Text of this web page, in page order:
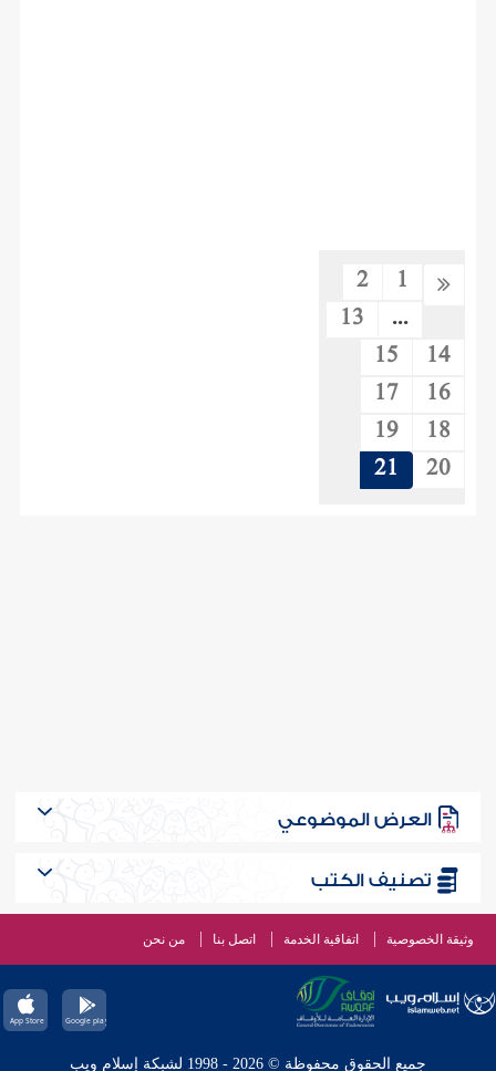
1
2
...
13
14
15
16
17
18
19
20
21
العرض الموضوعي
تصنيف الكتب
وثيقة الخصوصية اتفاقية الخدمة اتصل بنا من نحن
جميع الحقوق محفوظة © 2026 - 1998 لشبكة إسلام ويب